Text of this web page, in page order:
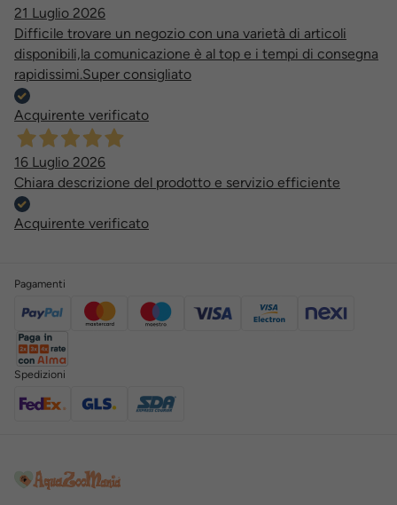
21 Luglio 2026
Difficile trovare un negozio con una varietà di articoli
disponibili,la comunicazione è al top e i tempi di consegna
rapidissimi.Super consigliato
Acquirente verificato
16 Luglio 2026
Chiara descrizione del prodotto e servizio efficiente
Acquirente verificato
Pagamenti
Spedizioni